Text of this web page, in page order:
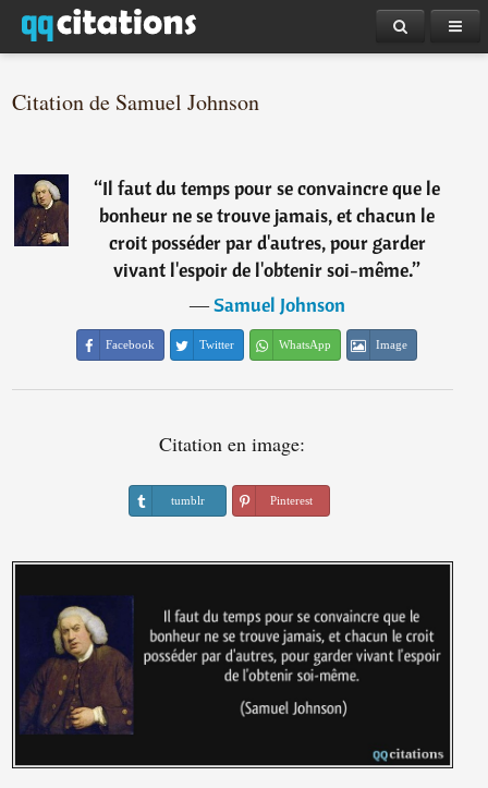
Citation de Samuel Johnson
“Il faut du temps pour se convaincre que le
bonheur ne se trouve jamais, et chacun le
croit posséder par d'autres, pour garder
vivant l'espoir de l'obtenir soi-même.”
―Samuel Johnson
Facebook Twitter WhatsApp Image
Citation en image:
tumblr Pinterest